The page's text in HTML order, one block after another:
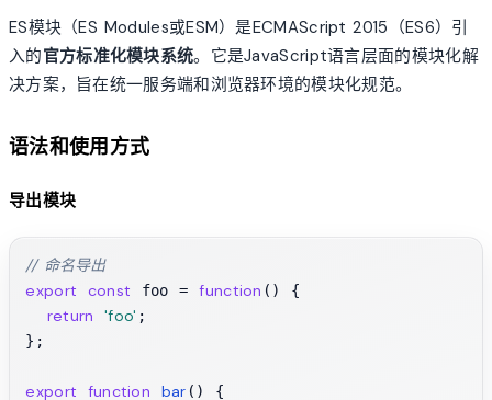
ES模块（ES Modules或ESM）是ECMAScript 2015（ES6）引
入的官方标准化模块系统。它是JavaScript语言层面的模块化解
决方案，旨在统一服务端和浏览器环境的模块化规范。
语法和使用方式
导出模块
// 命名导出
export
const foo = function ( ) {
return 'foo' ;
};
export function bar ( ) {